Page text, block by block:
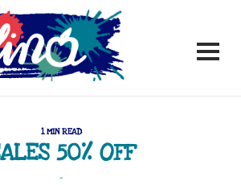
1 MIN READ
50% OFF
-